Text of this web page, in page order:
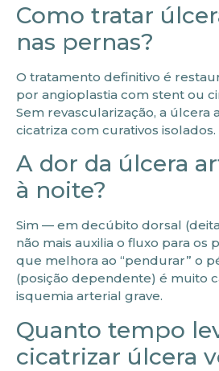
Como tratar
nas pernas?
O tratamento definitivo é
por angioplastia com stent ou
Sem revascularização, a úlcera
cicatriza com curativos isolados.
A dor da úlcera
à noite?
Sim — em decúbito dorsal
não mais auxilia o fluxo para os
que melhora ao “pendurar” o
(posição dependente) é muito
isquemia arterial grave.
Quanto tempo
cicatrizar úlcera